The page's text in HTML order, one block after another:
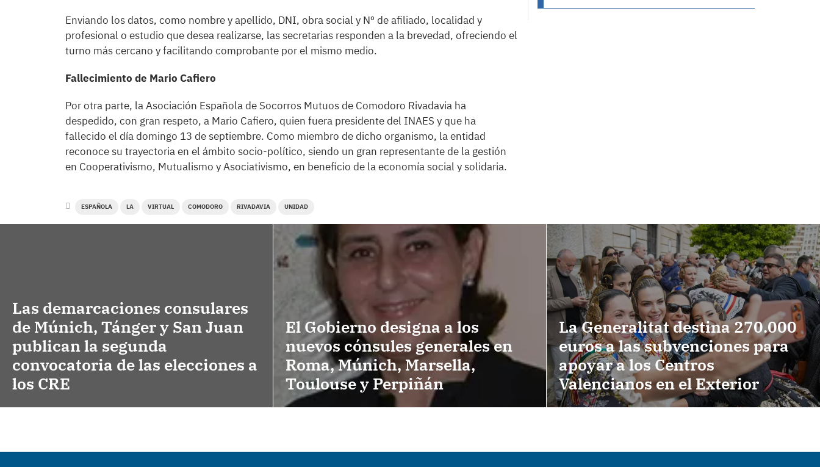
Enviando los datos, como nombre y apellido, DNI, obra social y Nº de afiliado, localidad y
profesional o estudio que desea realizarse, las secretarias responden a la brevedad, ofreciendo el
turno más cercano y facilitando comprobante por el mismo medio.
Fallecimiento de Mario Cafiero
Por otra parte, la Asociación Española de Socorros Mutuos de Comodoro Rivadavia ha
despedido, con gran respeto, a Mario Cafiero, quien fuera presidente del INAES y que ha
fallecido el día domingo 13 de septiembre. Como miembro de dicho organismo, la entidad
reconoce su trayectoria en el ámbito socio-político, siendo un gran representante de la gestión
en Cooperativismo, Mutualismo y Asociativismo, en beneficio de la economía social y solidaria.
ESPAÑOLA LA VIRTUAL COMODORO RIVADAVIA UNIDAD
Las demarcaciones consulares
de Múnich, Tánger y San Juan
publican la segunda
convocatoria de las elecciones a
los CRE
El Gobierno designa a los
nuevos cónsules generales en
Roma, Múnich, Marsella,
Toulouse y Perpiñán
La Generalitat destina 270.000
euros a las subvenciones para
apoyar a los Centros
Valencianos en el Exterior